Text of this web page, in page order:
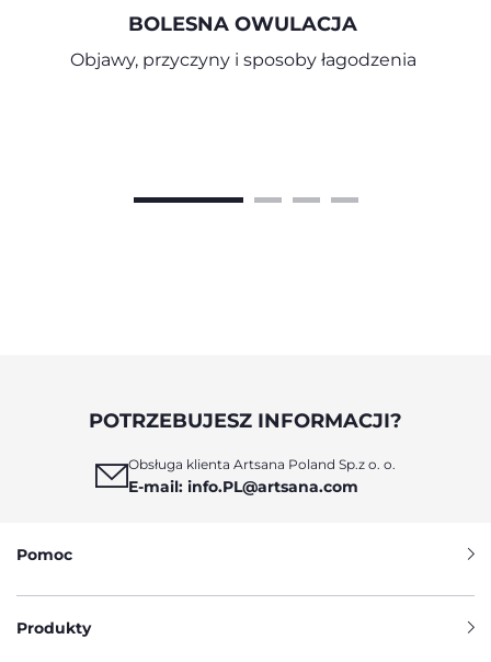
BOLESNA OWULACJA
Objawy, przyczyny i sposoby łagodzenia
POTRZEBUJESZ INFORMACJI?
Obsługa klienta Artsana Poland Sp.z o. o.
E-mail: info.PL@artsana.com
Pomoc
Produkty